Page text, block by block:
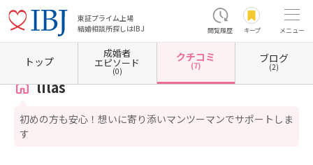
東証プライム上場
結婚相談所探しはIBJ
閲覧履歴 キープ メニュー
ホーム 福岡県の結婚相談所 福岡県久留米市 lilas クチコミ一覧
lilas
初めの方も安心！想いに寄り添いマンツーマンでサポートしま
す
トップ
成婚者
エピソード
(0)
クチコミ
(7)
ブログ
(2)